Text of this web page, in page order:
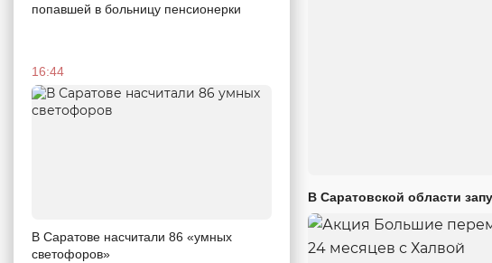
попавшей в больницу пенсионерки
16:44
В Саратове насчитали 86 «умных
светофоров»
В Саратовской области